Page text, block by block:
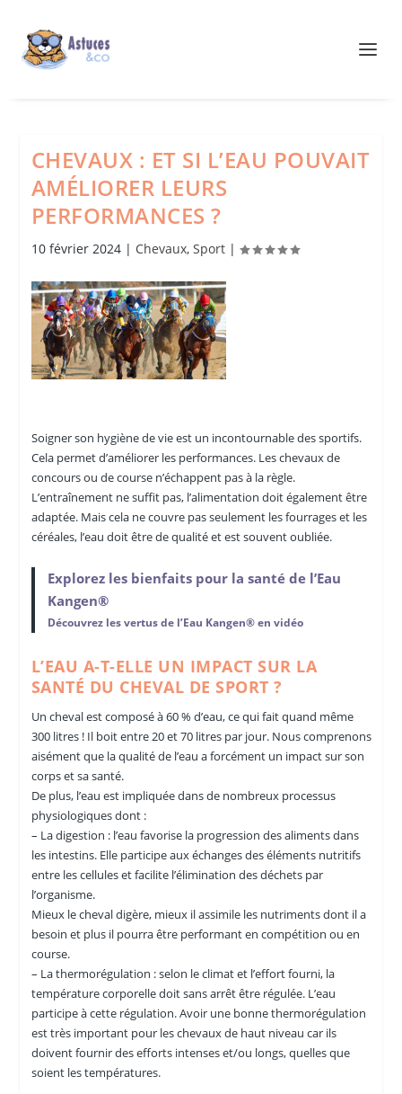
CHEVAUX : ET SI L’EAU POUVAIT
AMÉLIORER LEURS
PERFORMANCES ?
10 février 2024| Chevaux, Sport|
Soigner son hygiène de vie est un incontournable des sportifs.
Cela permet d’améliorer les performances. Les chevaux de
concours ou de course n’échappent pas à la règle.
L’entraînement ne suffit pas, l’alimentation doit également être
adaptée. Mais cela ne couvre pas seulement les fourrages et les
céréales, l’eau doit être de qualité et est souvent oubliée.
Explorez les bienfaits pour la santé de l’Eau
Kangen®
Découvrez les vertus de l’Eau Kangen® en vidéo
L’EAU A-T-ELLE UN IMPACT SUR LA
SANTÉ DU CHEVAL DE SPORT ?
Un cheval est composé à 60 % d’eau, ce qui fait quand même
300 litres ! Il boit entre 20 et 70 litres par jour. Nous comprenons
aisément que la qualité de l’eau a forcément un impact sur son
corps et sa santé.
De plus, l’eau est impliquée dans de nombreux processus
physiologiques dont :
– La digestion : l’eau favorise la progression des aliments dans
les intestins. Elle participe aux échanges des éléments nutritifs
entre les cellules et facilite l’élimination des déchets par
l’organisme.
Mieux le cheval digère, mieux il assimile les nutriments dont il a
besoin et plus il pourra être performant en compétition ou en
course.
– La thermorégulation : selon le climat et l’effort fourni, la
température corporelle doit sans arrêt être régulée. L’eau
participe à cette régulation. Avoir une bonne thermorégulation
est très important pour les chevaux de haut niveau car ils
doivent fournir des efforts intenses et/ou longs, quelles que
soient les températures.